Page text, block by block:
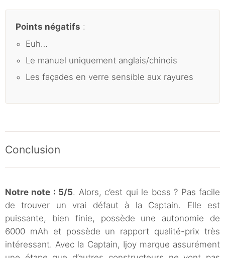
Points négatifs :
Euh…
Le manuel uniquement anglais/chinois
Les façades en verre sensible aux rayures
Conclusion
Notre note : 5/5. Alors, c’est qui le boss ? Pas facile
de trouver un vrai défaut à la Captain. Elle est
puissante, bien finie, possède une autonomie de
6000 mAh et possède un rapport qualité-prix très
intéressant. Avec la Captain, Ijoy marque assurément